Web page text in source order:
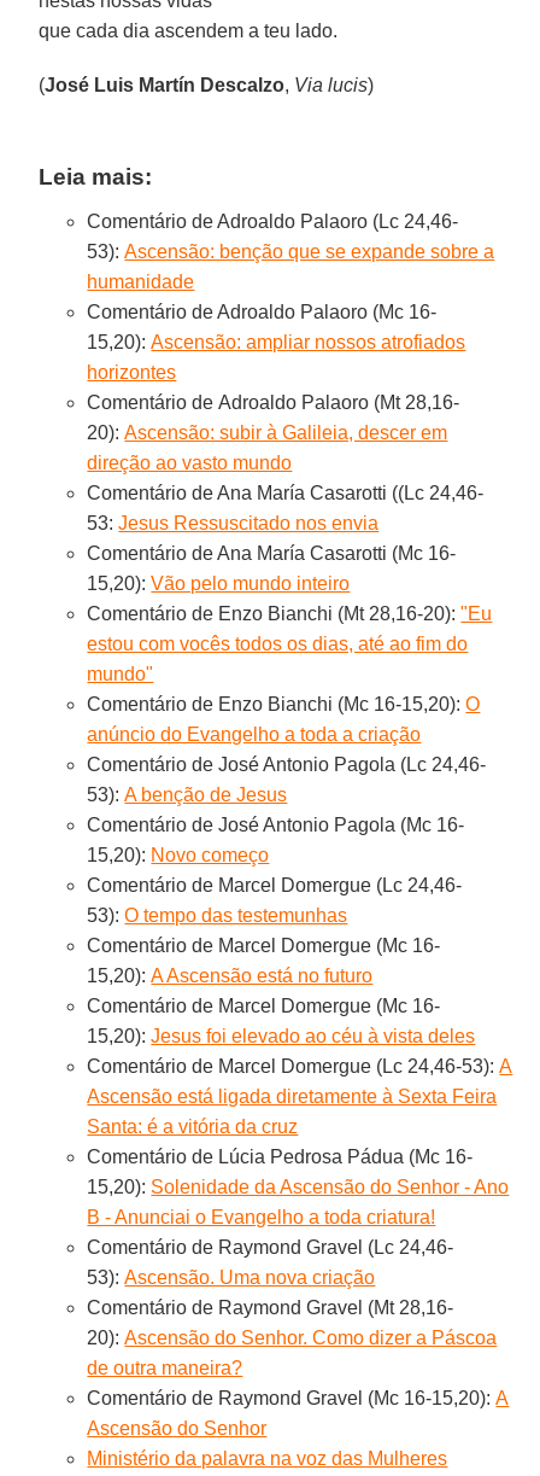
que cada dia ascendem a teu lado.
(José Luis Martín Descalzo, Via lucis)
Leia mais:
Comentário de Adroaldo Palaoro (Lc 24,46-
53):Ascensão: benção que se expande sobre a
humanidade
Comentário de Adroaldo Palaoro (Mc 16-
15,20):Ascensão: ampliar nossos atrofiados
horizontes
Comentário de Adroaldo Palaoro (Mt 28,16-
20):Ascensão: subir à Galileia, descer em
direção ao vasto mundo
Comentário de Ana María Casarotti ((Lc 24,46-
53:Jesus Ressuscitado nos envia
Comentário de Ana María Casarotti (Mc 16-
15,20):Vão pelo mundo inteiro
Comentário de Enzo Bianchi (Mt 28,16-20):"Eu
estou com vocês todos os dias, até ao fim do
mundo"
Comentário de Enzo Bianchi (Mc 16-15,20):O
anúncio do Evangelho a toda a criação
Comentário de José Antonio Pagola (Lc 24,46-
53):A benção de Jesus
Comentário de José Antonio Pagola (Mc 16-
15,20): Novo começo
Comentário de Marcel Domergue (Lc 24,46-
53):O tempo das testemunhas
Comentário de Marcel Domergue (Mc 16-
15,20):A Ascensão está no futuro
Comentário de Marcel Domergue (Mc 16-
15,20):Jesus foi elevado ao céu à vista deles
Comentário de Marcel Domergue (Lc 24,46-53):A
Ascensão está ligada diretamente à Sexta Feira
Santa: é a vitória da cruz
Comentário de Lúcia Pedrosa Pádua (Mc 16-
15,20): Solenidade da Ascensão do Senhor - Ano
B - Anunciai o Evangelho a toda criatura!
Comentário de Raymond Gravel (Lc 24,46-
53):Ascensão. Uma nova criação
Comentário de Raymond Gravel (Mt 28,16-
20):Ascensão do Senhor. Como dizer a Páscoa
de outra maneira?
Comentário de Raymond Gravel (Mc 16-15,20):A
Ascensão do Senhor
Ministério da palavra na voz das Mulheres